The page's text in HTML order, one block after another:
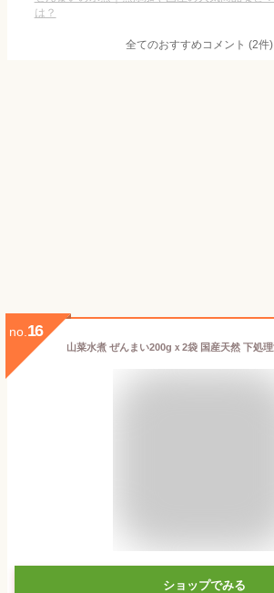
は？
全てのおすすめコメント (2件)
no. 16
ショップでみる